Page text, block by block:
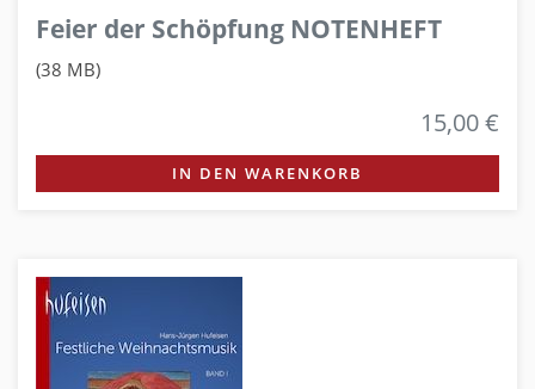
Feier der Schöpfung NOTENHEFT
(38 MB)
15,00 €
IN DEN WARENKORB